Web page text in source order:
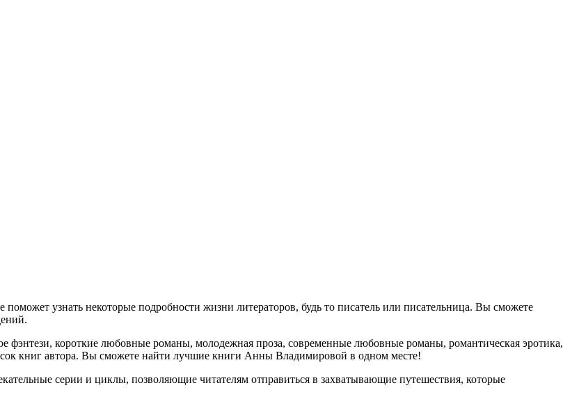
поможет узнать некоторые подробности жизни литераторов, будь то писатель или писательница. Вы сможете
фэнтези, короткие любовные романы, молодежная проза, современные любовные романы, романтическая эротика,
книг автора. Вы сможете найти лучшие книги Анны Владимировой в одном месте!
серии и циклы, позволяющие читателям отправиться в захватывающие путешествия, которые